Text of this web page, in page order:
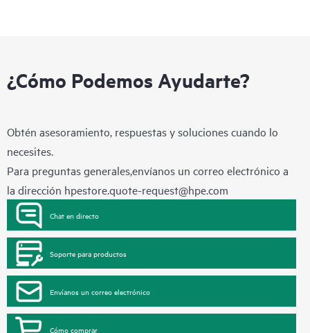
¿Cómo Podemos Ayudarte?
Obtén asesoramiento, respuestas y soluciones cuando lo
necesites.
Para preguntas generales,envíanos un correo electrónico a
la dirección hpestore.quote-request@hpe.com
Chat en directo
Soporte para productos
Envíanos un correo electrónico
Cómo comprar